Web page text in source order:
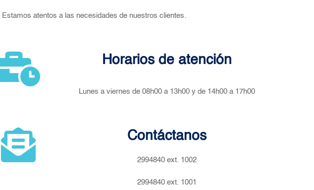
atentos a las necesidades de nuestros clientes.
Horarios de atención
Lunes a viernes de 08h00 a 13h00 y de 14h00 a 17h00
Contáctanos
2994840 ext. 1002
2994840 ext. 1001